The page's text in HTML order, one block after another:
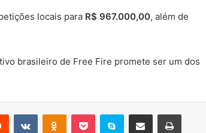
locais para R$ 967.000,00, além de
brasileiro de Free Fire promete ser um dos
Reddit VK OK Pocket Skype Compartilhar via e-mail Imprimir